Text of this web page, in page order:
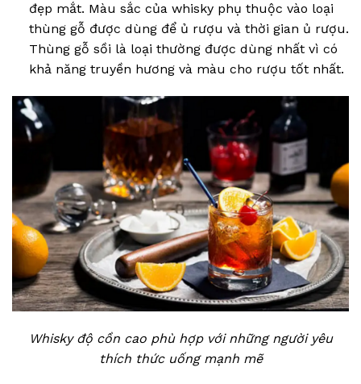
đẹp mắt. Màu sắc của whisky phụ thuộc vào loại
thùng gỗ được dùng để ủ rượu và thời gian ủ rượu.
Thùng gỗ sồi là loại thường được dùng nhất vì có
khả năng truyền hương và màu cho rượu tốt nhất.
Whisky độ cồn cao phù hợp với những người yêu
thích thức uống mạnh mẽ